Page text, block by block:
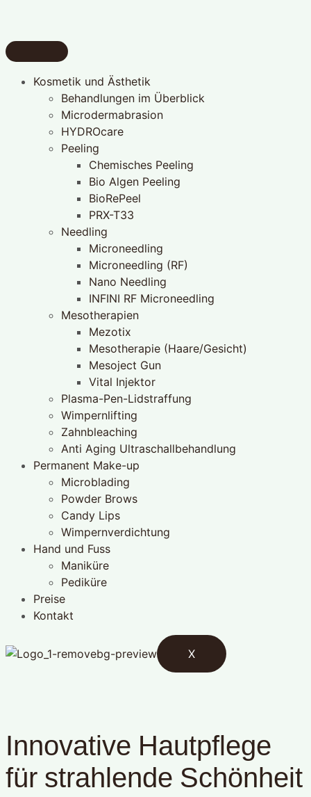
Kosmetik und Ästhetik
Behandlungen im Überblick
Microdermabrasion
HYDROcare
Peeling
Chemisches Peeling
Bio Algen Peeling
BioRePeel
PRX-T33
Needling
Microneedling
Microneedling (RF)
Nano Needling
INFINI RF Microneedling
Mesotherapien
Mezotix
Mesotherapie (Haare/Gesicht)
Mesoject Gun
Vital Injektor
Plasma-Pen-Lidstraffung
Wimpernlifting
Zahnbleaching
Anti Aging Ultraschallbehandlung
Permanent Make-up
Microblading
Powder Brows
Candy Lips
Wimpernverdichtung
Hand und Fuss
Maniküre
Pediküre
Preise
Kontakt
X
Innovative Hautpflege
für strahlende Schönheit